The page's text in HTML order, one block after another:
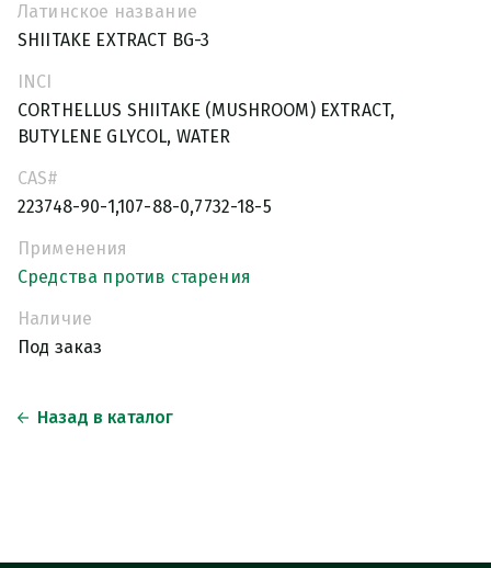
Латинское название
SHIITAKE EXTRACT BG-3
INCI
CORTHELLUS SHIITAKE (MUSHROOM) EXTRACT,
BUTYLENE GLYCOL, WATER
CAS#
223748-90-1,107-88-0,7732-18-5
Применения
Средства против старения
Наличие
Под заказ
Назад в каталог